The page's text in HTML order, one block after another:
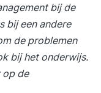
gegeven als
omdat
traint met
met name
van
bij de
bij een andere
de problemen
bij het onderwijs.
op de